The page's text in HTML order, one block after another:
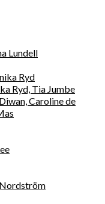
Lundell
Ryd
Ryd, Tia Jumbe
Caroline de